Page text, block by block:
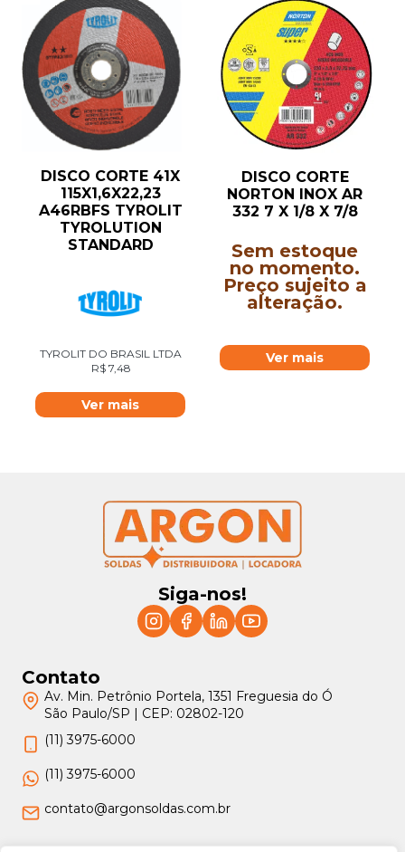
DISCO CORTE 41X
115X1,6X22,23
A46RBFS TYROLIT
TYROLUTION
STANDARD
TYROLIT DO BRASIL LTDA
R$7,48
Ver mais
DISCO CORTE
NORTON INOX AR
332 7 X 1/8 X 7/8
Sem estoque
no momento.
Preço sujeito a
alteração.
Ver mais
Siga-nos!
Contato
Av. Min. Petrônio Portela, 1351 Freguesia do Ó
São Paulo/SP | CEP: 02802-120
(11) 3975-6000
(11) 3975-6000
contato@argonsoldas.com.br